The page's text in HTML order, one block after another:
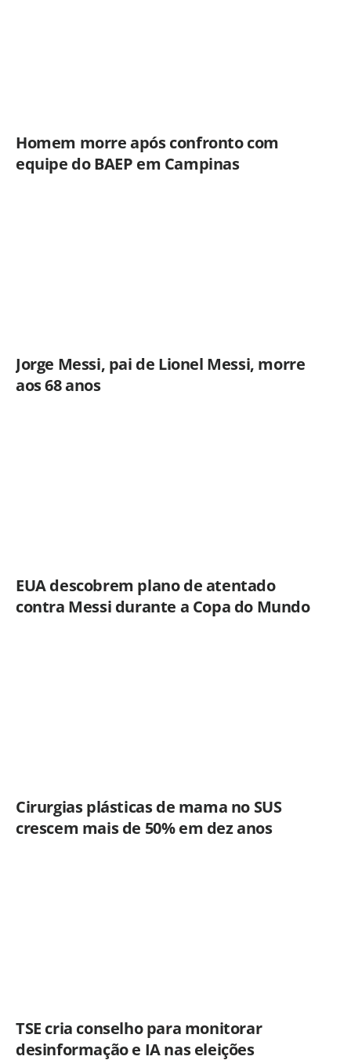
Homem morre após confronto com
equipe do BAEP em Campinas
Jorge Messi, pai de Lionel Messi, morre
aos 68 anos
EUA descobrem plano de atentado
contra Messi durante a Copa do Mundo
Cirurgias plásticas de mama no SUS
crescem mais de 50% em dez anos
TSE cria conselho para monitorar
desinformação e IA nas eleições